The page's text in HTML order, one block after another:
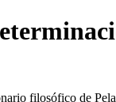
filosófico de